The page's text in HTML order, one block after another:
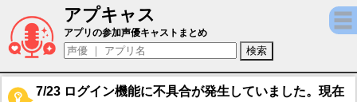
アプキャス
サージ（声優：杉田智和)【ステート・オブ
アプリの参加声優キャストまとめ
7/23 ログイン機能に不具合が発生していました。現在